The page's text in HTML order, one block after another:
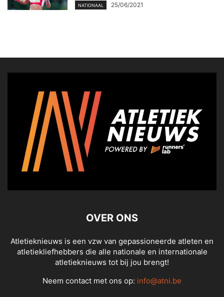
NATIONAAL 25/06/2021
OVER ONS
Atletieknieuws is een vzw van gepassioneerde atleten en
atletiekliefhebbers die alle nationale en internationale
atletieknieuws tot bij jou brengt!
Neem contact met ons op: info@atni.be